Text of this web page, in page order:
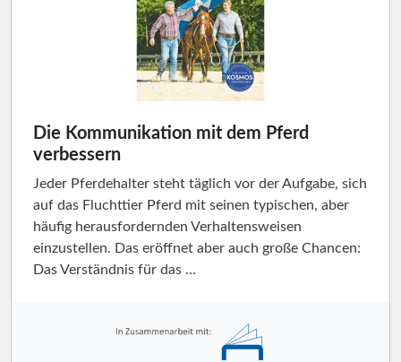
Die Kommunikation mit dem Pferd
verbessern
Jeder Pferdehalter steht täglich vor der Aufgabe, sich
auf das Fluchttier Pferd mit seinen typischen, aber
häufig herausfordernden Verhaltensweisen
einzustellen. Das eröffnet aber auch große Chancen:
Das Verständnis für das …